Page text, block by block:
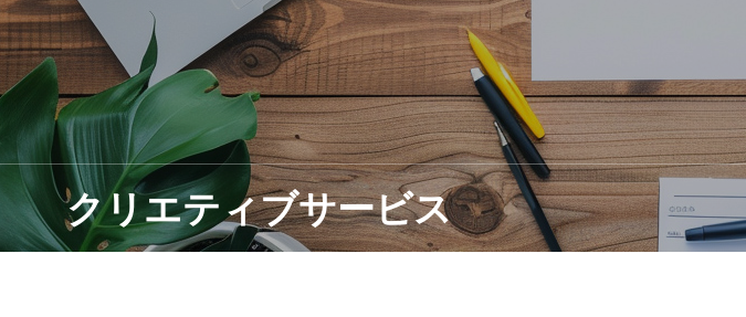
アセスメントコンサルティング
パーソナルアセスメント
クリエティブサービス